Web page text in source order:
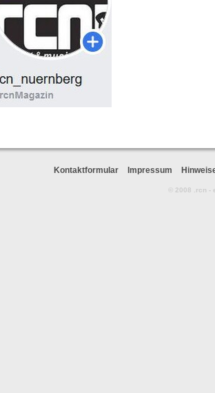
Kontaktformular Impressum
© 2008 .rcn